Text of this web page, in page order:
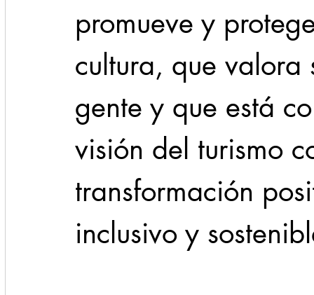
promueve y
cultura, que
gente y que está
visión del turismo
transformación
inclusivo y